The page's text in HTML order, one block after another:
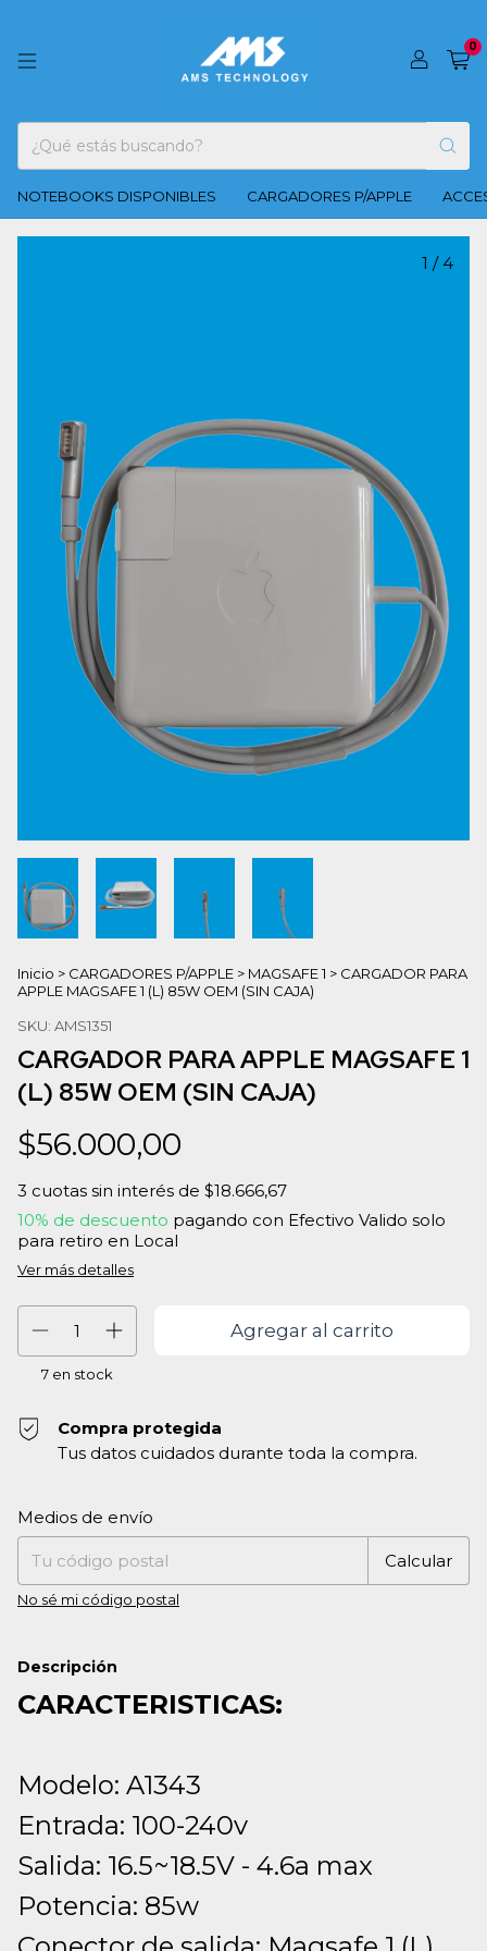
0
NOTEBOOKS DISPONIBLES CARGADORES P/APPLE
1 / 4
Inicio > CARGADORES P/APPLE > MAGSAFE 1 > CARGADOR PARA
APPLE MAGSAFE 1 (L) 85W OEM (SIN CAJA)
SKU: AMS1351
CARGADOR PARA APPLE MAGSAFE 1
(L) 85W OEM (SIN CAJA)
$56.000,00
3 cuotas sin interés de $18.666,67
10% de descuento pagando con Efectivo Valido solo
para retiro en Local
Ver más detalles
7 en stock
Compra protegida
Tus datos cuidados durante toda la compra.
Entregas para el CP:
Medios de envío
Calcular
No sé mi código postal
Descripción
CARACTERISTICAS:
Modelo: A1343
Entrada: 100-240v
Salida: 16.5~18.5V - 4.6a max
Potencia: 85w